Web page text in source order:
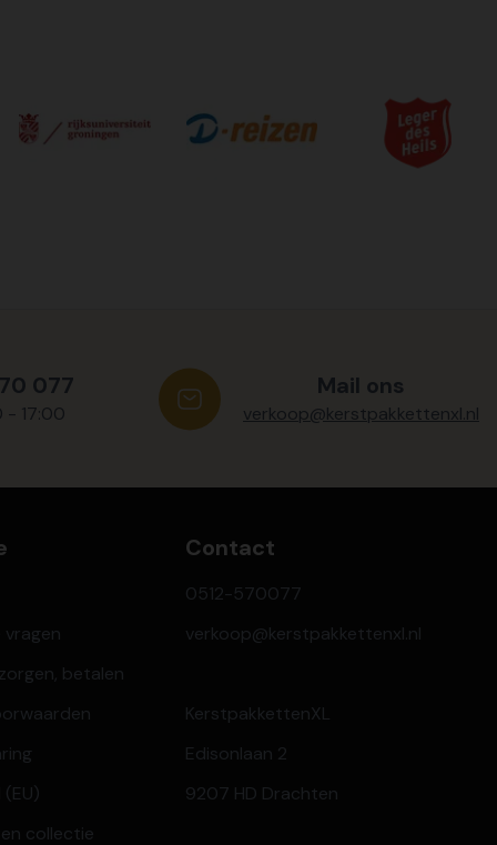
077
- 17:00
Mail ons
verkoop@kerstpakkettenxl.nl
vragen
betalen
collectie
Contact
0512-570077
verkoop@kerstpakkettenxl.nl
KerstpakkettenXL
Edisonlaan 2
9207 HD Drachten